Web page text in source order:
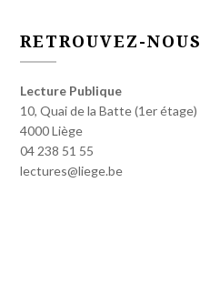
RETROUVEZ-NOUS
Lecture Publique
10, Quai de la Batte (1er étage)
4000 Liège
04 238 51 55
lectures@liege.be